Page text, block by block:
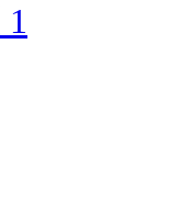
1